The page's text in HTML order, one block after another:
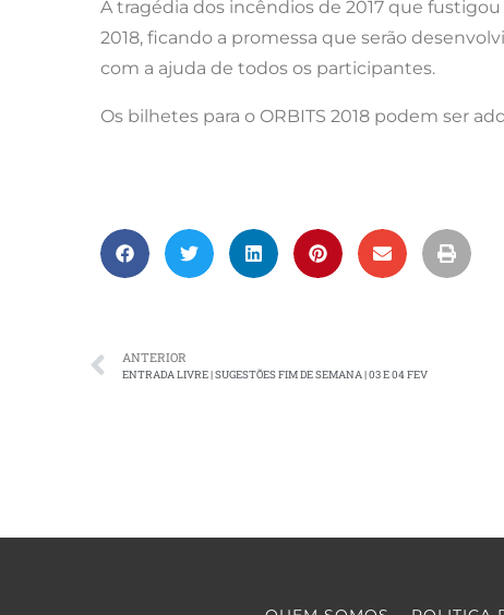
A tragédia dos incêndios de 2017 que
2018, ficando a promessa que serão
com a ajuda de todos os participantes.
Os bilhetes para o ORBITS 2018 podem ser
ANTERIOR
ENTRADA LIVRE | SUGESTÕES FIM DE SEMANA | 03 E 04 FEV